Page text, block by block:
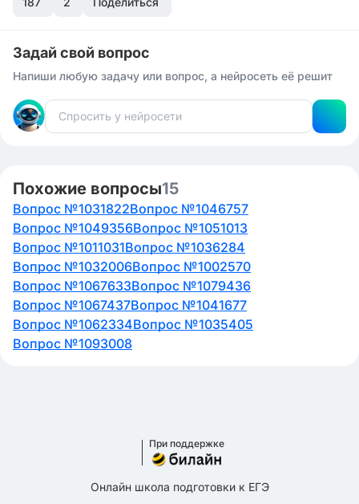
Задай свой вопрос
Напиши любую задачу или вопрос, а нейросеть её решит
Похожие вопросы15
Вопрос №1031822Вопрос №1046757
Вопрос №1049356Вопрос №1051013
Вопрос №1011031Вопрос №1036284
Вопрос №1032006Вопрос №1002570
Вопрос №1067633Вопрос №1079436
Вопрос №1067437Вопрос №1041677
Вопрос №1062334Вопрос №1035405
Вопрос №1093008
При поддержке
Онлайн школа подготовки к ЕГЭ